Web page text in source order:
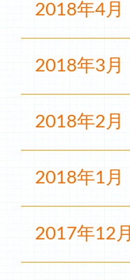
2018年4月
2018年3月
2018年2月
2018年1月
2017年12月